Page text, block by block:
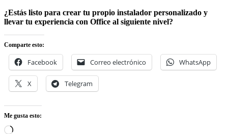
¿Estás listo para crear tu propio instalador personalizado y
llevar tu experiencia con Office al siguiente nivel?
Comparte esto:
Facebook Correo electrónico WhatsApp
X Telegram
Me gusta esto:
Cargando...